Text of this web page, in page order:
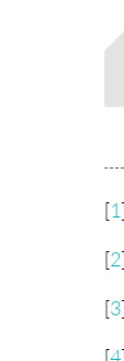
[1]
[2]
[3]